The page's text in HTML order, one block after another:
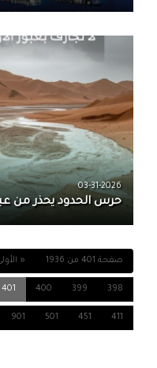
03-31-2026
حرس الحدود يحذر من
صفحة 401 من 1936 «
398
399
400
401
411
451
501
901